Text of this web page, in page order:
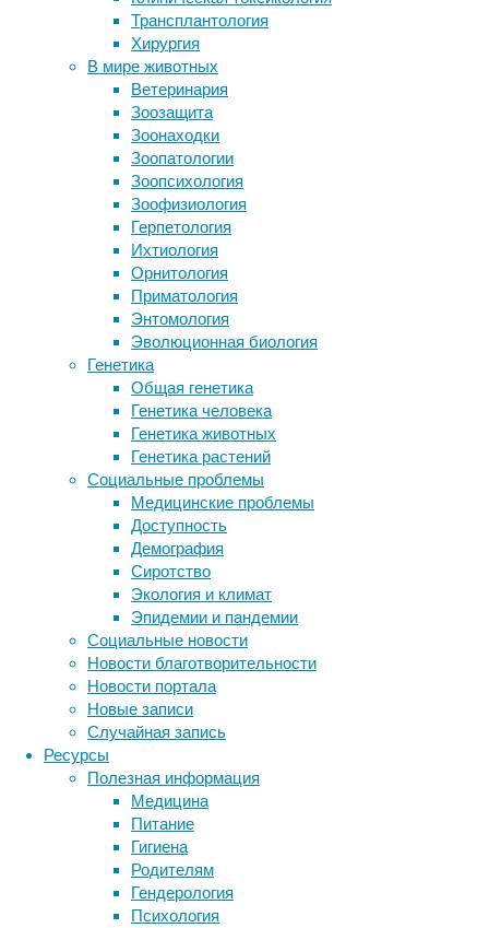
Трансплантология
Хирургия
В мире животных
Ветеринария
Зоозащита
Зоонаходки
Зоопатологии
Зоопсихология
Зоофизиология
Герпетология
Ихтиология
Орнитология
Приматология
Энтомология
Эволюционная биология
Генетика
Общая генетика
Генетика человека
Генетика животных
Генетика растений
Социальные проблемы
Медицинские проблемы
Доступность
Демография
Сиротство
Экология и климат
Эпидемии и пандемии
Социальные новости
Новости благотворительности
Новости портала
Новые записи
Случайная запись
Ресурсы
Полезная информация
Медицина
Питание
Гигиена
Родителям
Гендерология
Психология
17/05/2017,
14:55
12/11/2018
биотехнология,
генная
инженерия,
инструменты
методы,
кровь,
медицина,
стволовые
клетки
Международная
группа
ученых
испытала
на
клетках
человека
метод
лечения
сепровидно-
клеточной
анемии,
основанный
на
технологии
редактирования
генома
CRISPR/Cas9.
Недра Земли остывают намного
быстрее, чем считалось
Вомбаты предоставили
австралийским животным укрытие от
огня
Человек по уровню моногамии
оказался ближе к сурикатам, чем к
шимпанзе
Следите за новостями